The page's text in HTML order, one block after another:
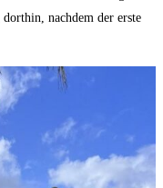
nachdem der erste